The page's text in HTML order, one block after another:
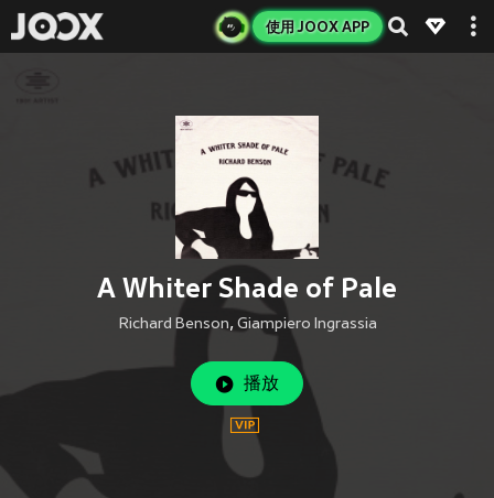
使用 JOOX APP
A Whiter Shade of Pale
Richard Benson, Giampiero Ingrassia
播放